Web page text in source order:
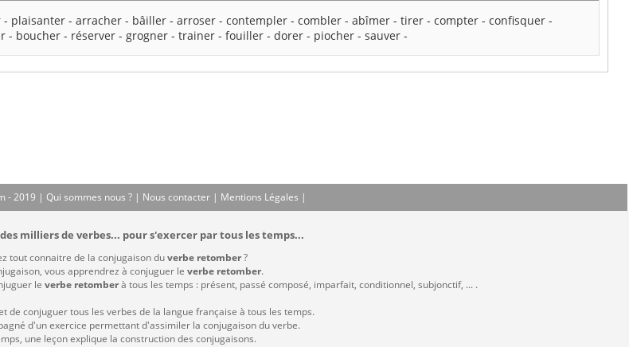
- plaisanter -arracher - bâiller -arroser -contempler -combler -abîmer -tirer -compter -confisquer -
- boucher - réserver -grogner -trainer -fouiller -dorer - piocher -sauver -
- 2019 | Qui sommes nous ? | Nous contacter | Mentions Légales |
milliers de verbes... pour s'exercer par tous les temps...
tout connaitre de la conjugaison duverbe retomber?
vous apprendrez à conjuguer le verbe retomber.
le verbe retomberà tous les temps : présent, passé composé, imparfait, conditionnel, subjonctif, ... .
de conjuguer tous les verbes de la langue française à tous les temps.
d'un exercice permettant d'assimiler la conjugaison du verbe.
une leçon explique la construction des conjugaisons.